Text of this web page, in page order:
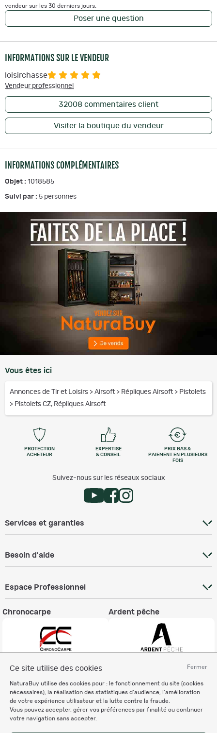
Fermer
Ce site utilise des cookies
NaturaBuy utilise des cookies pour : le fonctionnement du site (cookies
nécessaires), la réalisation des statistiques d'audience, l'amélioration
de votre expérience utilisateur et la lutte contre la fraude.
Vous pouvez accepter, gérer vos préférences par finalité ou continuer
votre navigation sans accepter.
vendeur sur les 30 derniers jours.
Poser une question
INFORMATIONS SUR LE VENDEUR
loisirchasse
Vendeur professionnel
32008 commentaires client
Visiter la boutique du vendeur
INFORMATIONS COMPLÉMENTAIRES
Objet : 1018585
Suivi par : 5 personnes
Vous êtes ici
Annonces de Tir et Loisirs > Airsoft > Répliques Airsoft > Pistolets
> Pistolets CZ, Répliques Airsoft
PROTECTION
ACHETEUR
EXPERTISE
& CONSEIL
PRIX BAS &
PAIEMENT EN PLUSIEURS
FOIS
Suivez-nous sur les réseaux sociaux
Services et garanties
Besoin d'aide
Espace Professionnel
Chronocarpe Ardent pêche
Charte éthique
Mentions légales
Règlement & Conditions d'utilisation
Politique de protection
des données personnelles